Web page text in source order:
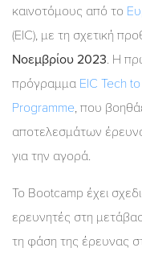
καινοτόμους από το
(EIC), με τη σχετική
Νοεμβρίου 2023. Η
πρόγραμμα EIC Tech
Programme, που
αποτελεσμάτων
για την αγορά.
Το Bootcamp έχει
ερευνητές στη
τη φάση της έρευνας